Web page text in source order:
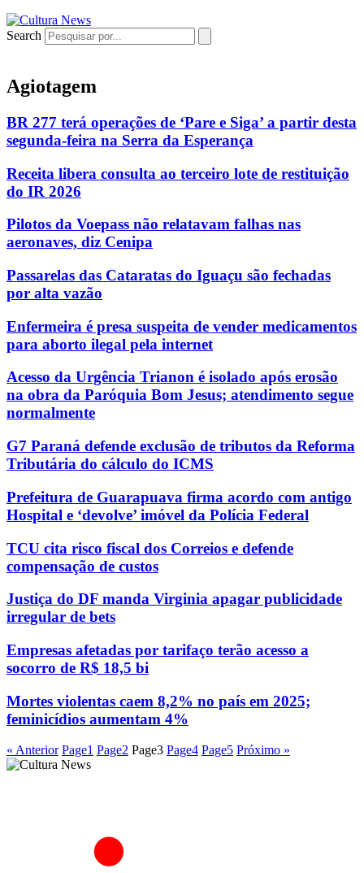
Search
Agiotagem
BR 277 terá operações de ‘Pare e Siga’ a partir desta
segunda-feira na Serra da Esperança
Receita libera consulta ao terceiro lote de restituição
do IR 2026
Pilotos da Voepass não relatavam falhas nas
aeronaves, diz Cenipa
Passarelas das Cataratas do Iguaçu são fechadas
por alta vazão
Enfermeira é presa suspeita de vender medicamentos
para aborto ilegal pela internet
Acesso da Urgência Trianon é isolado após erosão
na obra da Paróquia Bom Jesus; atendimento segue
normalmente
G7 Paraná defende exclusão de tributos da Reforma
Tributária do cálculo do ICMS
Prefeitura de Guarapuava firma acordo com antigo
Hospital e ‘devolve’ imóvel da Polícia Federal
TCU cita risco fiscal dos Correios e defende
compensação de custos
Justiça do DF manda Virginia apagar publicidade
irregular de bets
Empresas afetadas por tarifaço terão acesso a
socorro de R$ 18,5 bi
Mortes violentas caem 8,2% no país em 2025;
feminicídios aumentam 4%
« Anterior Page1 Page2 Page3 Page4 Page5 Próximo »